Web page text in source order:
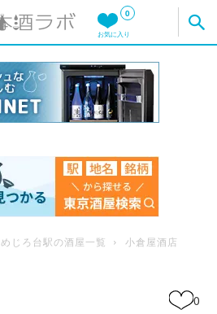
0
お気に入り
めじろ台駅の酒屋一覧 小倉屋酒店
0